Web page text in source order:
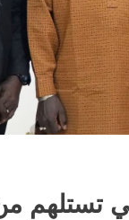
من